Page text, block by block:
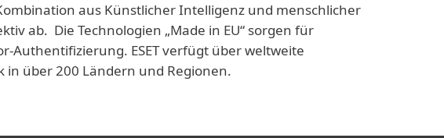
aus Künstlicher Intelligenz und menschlicher
ab. Die Technologien „Made in EU“ sorgen für
Authentifizierung. ESET verfügt über weltweite
über 200 Ländern und Regionen.